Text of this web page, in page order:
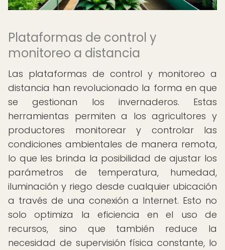
Plataformas de control y
monitoreo a distancia
Las plataformas de control y monitoreo a
distancia han revolucionado la forma en que
se gestionan los invernaderos. Estas
herramientas permiten a los agricultores y
productores monitorear y controlar las
condiciones ambientales de manera remota,
lo que les brinda la posibilidad de ajustar los
parámetros de temperatura, humedad,
iluminación y riego desde cualquier ubicación
a través de una conexión a Internet. Esto no
solo optimiza la eficiencia en el uso de
recursos, sino que también reduce la
necesidad de supervisión física constante, lo